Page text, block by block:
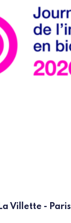
Villette - Paris